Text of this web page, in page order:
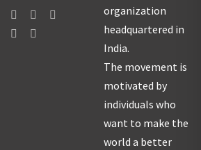
organization
headquartered in
India.
The movement is
motivated by
individuals who
want to make the
world a better